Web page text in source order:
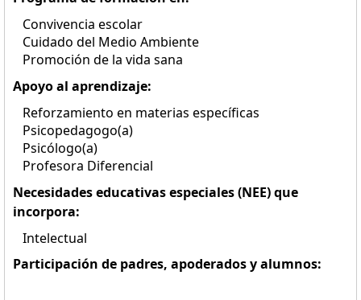
Convivencia escolar
Cuidado del Medio Ambiente
Promoción de la vida sana
Apoyo al aprendizaje:
Reforzamiento en materias específicas
Psicopedagogo(a)
Psicólogo(a)
Profesora Diferencial
Necesidades educativas especiales (NEE) que
incorpora:
Intelectual
Participación de padres, apoderados y alumnos: